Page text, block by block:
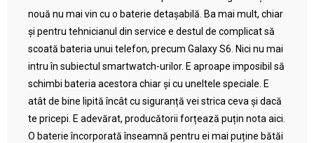
nouă nu mai vin cu o baterie detașabilă. Ba mai mult, chiar
și pentru tehnicianul din service e destul de complicat să
scoată bateria unui telefon, precum Galaxy S6. Nici nu mai
intru în subiectul smartwatch-urilor. E aproape imposibil să
schimbi bateria acestora chiar și cu uneltele speciale. E
atât de bine lipită încât cu siguranță vei strica ceva și dacă
te pricepi. E adevărat, producătorii forțează puțin nota aici.
O baterie încorporată înseamnă pentru ei mai puține bătăi